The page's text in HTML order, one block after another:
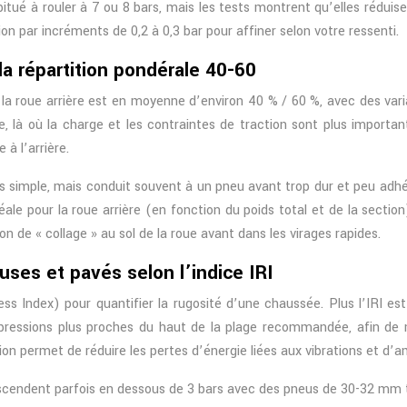
à rouler à 7 ou 8 bars, mais les tests montrent qu’elles
par incréments de 0,2 à 0,3 bar pour affiner selon votre ressenti.
répartition pondérale 40-60
arrière est en moyenne d’environ 40 % / 60 %, avec des
là où la charge et les contraintes de traction sont plus
à l’arrière.
mais conduit souvent à un pneu avant trop dur et peu
pour la roue arrière (en fonction du poids total et de la
« collage » au sol de la roue avant dans les virages rapides.
et pavés selon l’indice IRI
Index) pour quantifier la rugosité d’une chaussée. Plus l’IRI
plus proches du haut de la plage recommandée, afin
permet de réduire les pertes d’énergie liées aux vibrations et
parfois en dessous de 3 bars avec des pneus de 30-32